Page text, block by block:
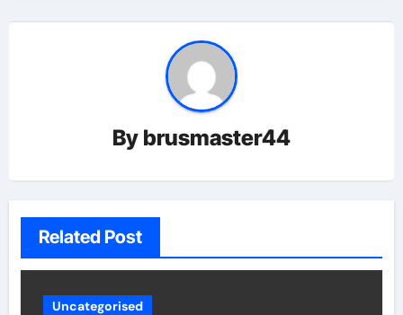
By brusmaster44
Related Post
Uncategorised